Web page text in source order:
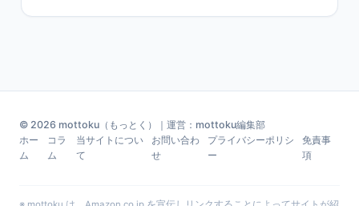
© 2026 mottoku（もっとく）｜運営：mottoku編集部
ホー
ム
コラ
ム
当サイトについ
て
お問い合わ
せ
プライバシーポリシ
ー
免責事
項